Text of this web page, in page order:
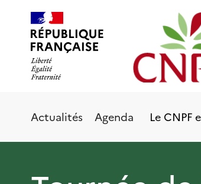
contenu
principal
Actualités Agenda Le CNPF